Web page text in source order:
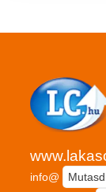
info@
Mutasd